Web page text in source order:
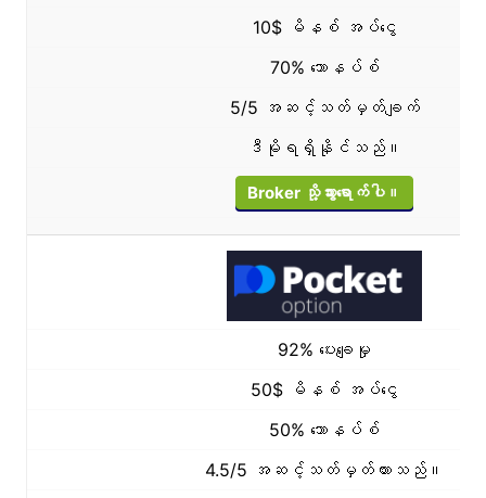
10$ မိနစ် အပ်ငွေ
70% ဘောနပ်စ်
5/5 အဆင့်သတ်မှတ်ချက်
ဒီမိုရရှိနိုင်သည်။
Broker သို့သွားရောက်ပါ။
92% ပေးချေမှု
50$ မိနစ် အပ်ငွေ
50% ဘောနပ်စ်
4.5/5 အဆင့်သတ်မှတ်ထားသည်။